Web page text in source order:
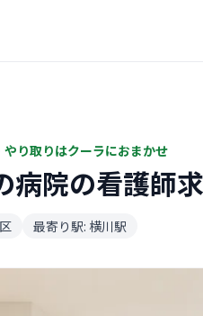
り取りはクーラにおまかせ
病院の看護師
最寄り駅: 横川駅